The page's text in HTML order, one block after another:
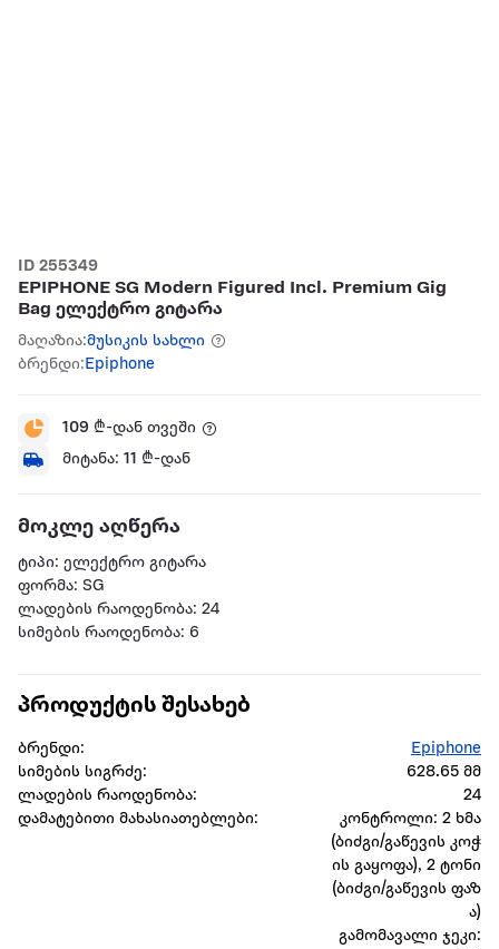
ID 255349
EPIPHONE SG Modern Figured Incl. Premium Gig
Bag ელექტრო გიტარა
მაღაზია:მუსიკის სახლი
ბრენდი: Epiphone
109 ₾-დან თვეში
მიტანა: 11 ₾-დან
მოკლე აღწერა
ტიპი: ელექტრო გიტარა
ფორმა: SG
ლადების რაოდენობა: 24
სიმების რაოდენობა: 6
პროდუქტის შესახებ
ბრენდი:
Epiphone
სიმების სიგრძე:
628.65 მმ
ლადების რაოდენობა:
24
დამატებითი მახასიათებლები:
კონტროლი: 2 ხმა
(ბიძგი/გაწევის კოჭ
ის გაყოფა), 2 ტონი
(ბიძგი/გაწევის ფაზ
ა)
გამომავალი ჯეკი: